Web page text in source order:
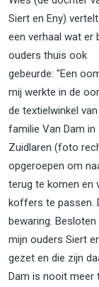
Siert en Eny)
een verhaal wat er
ouders thuis ook
gebeurde: "Een
mij werkte in de
de textielwinkel
familie Van Dam in
Zuidlaren (foto
opgeroepen om
terug te komen en
koffers te passen.
bewaring.
mijn ouders Siert
gezet en die zijn
Dam is nooit meer